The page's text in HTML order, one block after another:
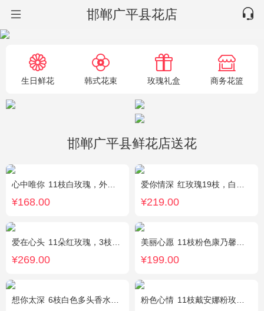
邯郸广平县花店
生日鲜花 韩式花束 玫瑰礼盒 商务花篮
邯郸广平县鲜花店送花
心中唯你 11枝白玫瑰，外围紫色勿忘我。
¥168.00
爱你情深 红玫瑰19枝，白色相思梅、栀子叶搭配
¥219.00
爱在心头 11朵红玫瑰，3枝多头白香水百合，黄莺、绿叶搭配
¥269.00
美丽心愿 11枝粉色康乃馨，2枝白色多头香水百合，搭配黄莺满天星
¥199.00
想你太深 6枝白色多头香水百合，黄莺、勿忘我搭配。 粉色心情 11枝戴安娜粉玫瑰，满天星，绿叶搭配